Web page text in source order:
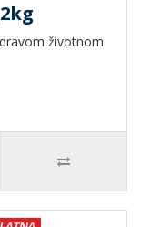
životnom